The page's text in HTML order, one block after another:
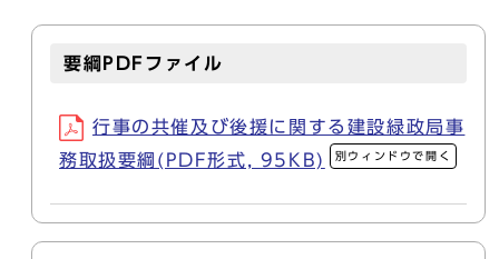
要綱PDFファイル
行事の共催及び後援に関する建設緑政局事
務取扱要綱(PDF形式, 95KB)
別ウィンドウで開く